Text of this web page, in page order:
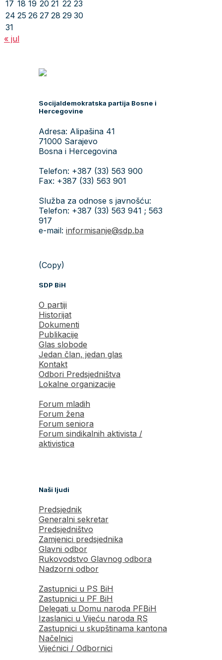
17 18 19 20 21 22 23
24 25 26 27 28 29 30
31
« jul
Socijaldemokratska partija Bosne i
Hercegovine
Adresa: Alipašina 41
71000 Sarajevo
Bosna i Hercegovina
Telefon: +387 (33) 563 900
Fax: +387 (33) 563 901
Služba za odnose s javnošću:
Telefon: +387 (33) 563 941 ; 563
917
e-mail: informisanje@sdp.ba
(Copy)
SDP BiH
O partiji
Historijat
Dokumenti
Publikacije
Glas slobode
Jedan član, jedan glas
Kontakt
Odbori Predsjedništva
Lokalne organizacije
Forum mladih
Forum žena
Forum seniora
Forum sindikalnih aktivista /
aktivistica
Naši ljudi
Predsjednik
Generalni sekretar
Predsjedništvo
Zamjenici predsjednika
Glavni odbor
Rukovodstvo Glavnog odbora
Nadzorni odbor
Zastupnici u PS BiH
Zastupnici u PF BiH
Delegati u Domu naroda PFBiH
Izaslanici u Vijeću naroda RS
Zastupnici u skupštinama kantona
Načelnici
Vijećnici / Odbornici